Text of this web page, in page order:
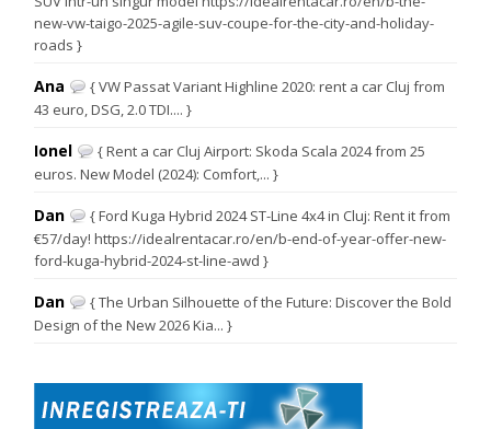
new-vw-taigo-2025-agile-suv-coupe-for-the-city-and-holiday-
roads }
Ana
{ VW Passat Variant Highline 2020: rent a car Cluj from
43 euro, DSG, 2.0 TDI.... }
Ionel
{ Rent a car Cluj Airport: Skoda Scala 2024 from 25
euros. New Model (2024): Comfort,... }
Dan
{ Ford Kuga Hybrid 2024 ST-Line 4x4 in Cluj: Rent it from
€57/day! https://idealrentacar.ro/en/b-end-of-year-offer-new-
ford-kuga-hybrid-2024-st-line-awd }
Dan
{ The Urban Silhouette of the Future: Discover the Bold
Design of the New 2026 Kia... }